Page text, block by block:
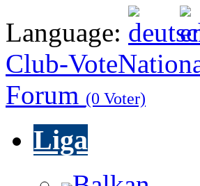
Language:
Club-Vote
Forum (0 Voter)
Liga